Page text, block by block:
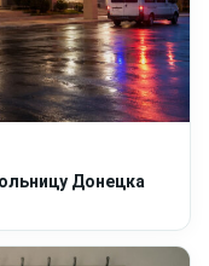
Донецка